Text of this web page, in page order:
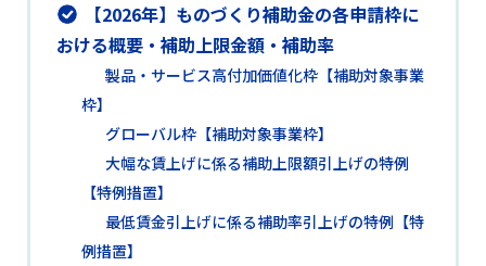
【2026年】ものづくり補助金の各申請枠に
おける概要・補助上限金額・補助率
製品・サービス高付加価値化枠【補助対象事業
枠】
グローバル枠【補助対象事業枠】
大幅な賃上げに係る補助上限額引上げの特例
【特例措置】
最低賃金引上げに係る補助率引上げの特例【特
例措置】